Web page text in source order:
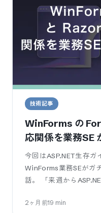
技術記事
WinForms の
応関係を業務SE
今回はASP.NET生存ガ
WinForms業務SEがガ
話。 「来週から
2ヶ月前19 min